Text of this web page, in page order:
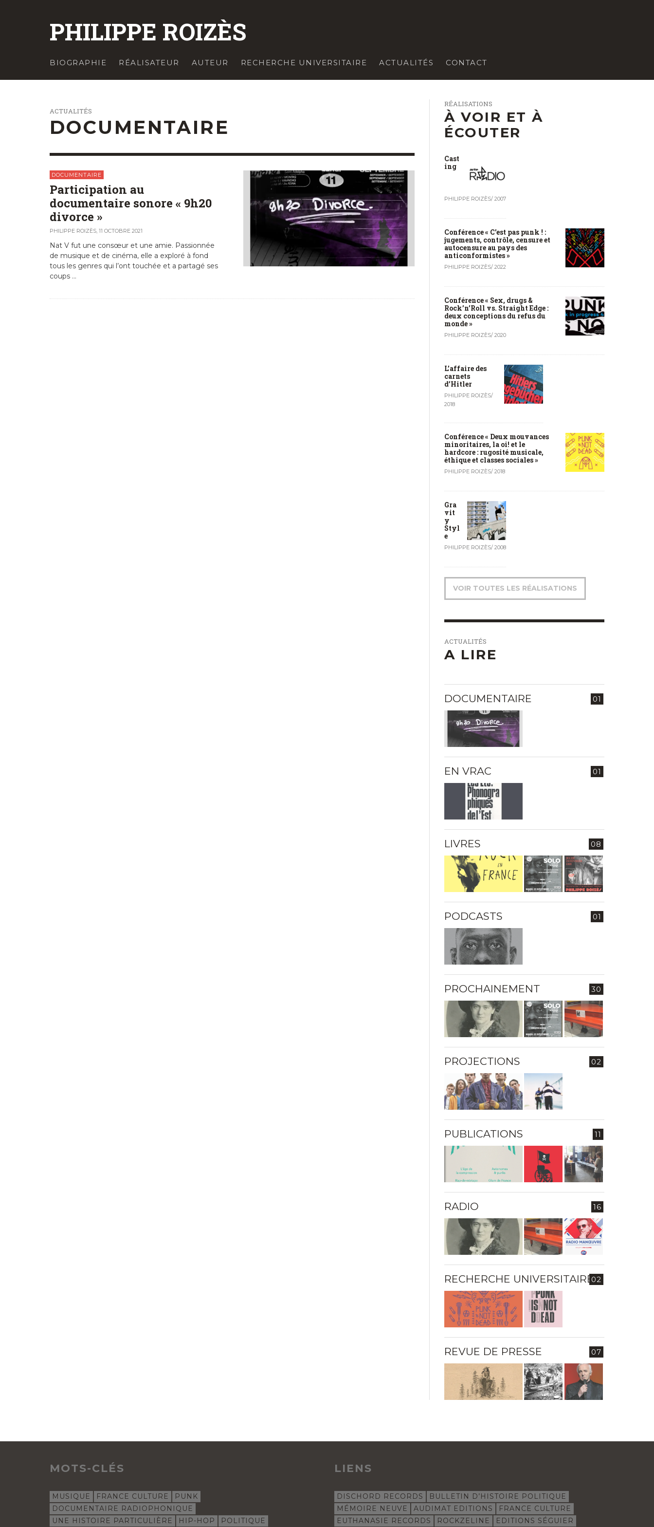
PHILIPPE ROIZÈS
BIOGRAPHIE RÉALISATEUR AUTEUR RECHERCHE UNIVERSITAIRE ACTUALITÉS CONTACT
ACTUALITÉS
DOCUMENTAIRE
DOCUMENTAIRE
Participation au
documentaire sonore « 9h20
divorce »
PHILIPPE ROIZÈS, 11 OCTOBRE 2021
Nat V fut une consœur et une amie. Passionnée
de musique et de cinéma, elle a exploré à fond
tous les genres qui l’ont touchée et a partagé ses
coups …
RÉALISATIONS
À VOIR ET À
ÉCOUTER
Cast
ing
PHILIPPE ROIZÈS/ 2007
Conférence « C’est pas punk ! :
jugements, contrôle, censure et
autocensure au pays des
anticonformistes »
PHILIPPE ROIZÈS/ 2022
Conférence « Sex, drugs &
Rock’n’Roll vs. Straight Edge :
deux conceptions du refus du
monde »
PHILIPPE ROIZÈS/ 2020
L’affaire des
carnets
d’Hitler
PHILIPPE ROIZÈS/
2018
Conférence « Deux mouvances
minoritaires, la oi! et le
hardcore : rugosité musicale,
éthique et classes sociales »
PHILIPPE ROIZÈS/ 2018
Gra
vit
y
Styl
e
PHILIPPE ROIZÈS/ 2008
VOIR TOUTES LES RÉALISATIONS
ACTUALITÉS
A LIRE
01
DOCUMENTAIRE
01
EN VRAC
08
LIVRES
01
PODCASTS
30
PROCHAINEMENT
02
PROJECTIONS
11
PUBLICATIONS
16
RADIO
02
RECHERCHE UNIVERSITAIRE
07
REVUE DE PRESSE
MOTS-CLÉS
MUSIQUE FRANCE CULTURE
PUNK
DOCUMENTAIRE RADIOPHONIQUE
UNE HISTOIRE PARTICULIÈRE
HIP-HOP POLITIQUE
LIENS
DISCHORD RECORDS
BULLETIN D’HISTOIRE POLITIQUE
MÉMOIRE NEUVE
AUDIMAT EDITIONS
FRANCE CULTURE
EUTHANASIE RECORDS
ROCKZELINE EDITIONS SÉGUIER